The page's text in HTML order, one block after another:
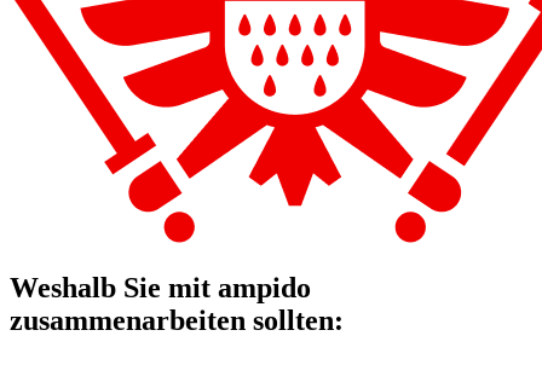
Weshalb Sie mit ampido
zusammenarbeiten sollten: